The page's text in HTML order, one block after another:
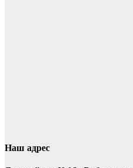
Наш адрес